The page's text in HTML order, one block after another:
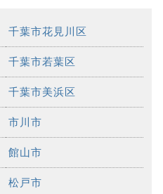
千葉市花見川区
千葉市若葉区
千葉市美浜区
市川市
館山市
松戸市